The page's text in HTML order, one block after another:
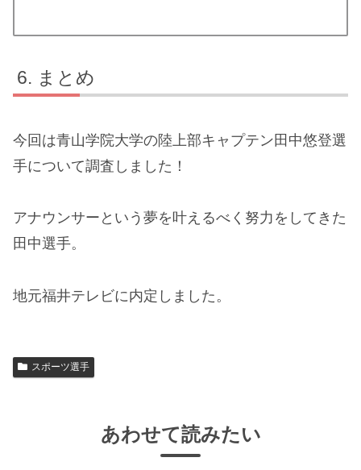
まとめ
今回は青山学院大学の陸上部キャプテン田中悠登選
手について調査しました！
アナウンサーという夢を叶えるべく努力をしてきた
田中選手。
地元福井テレビに内定しました。
スポーツ選手
あわせて読みたい